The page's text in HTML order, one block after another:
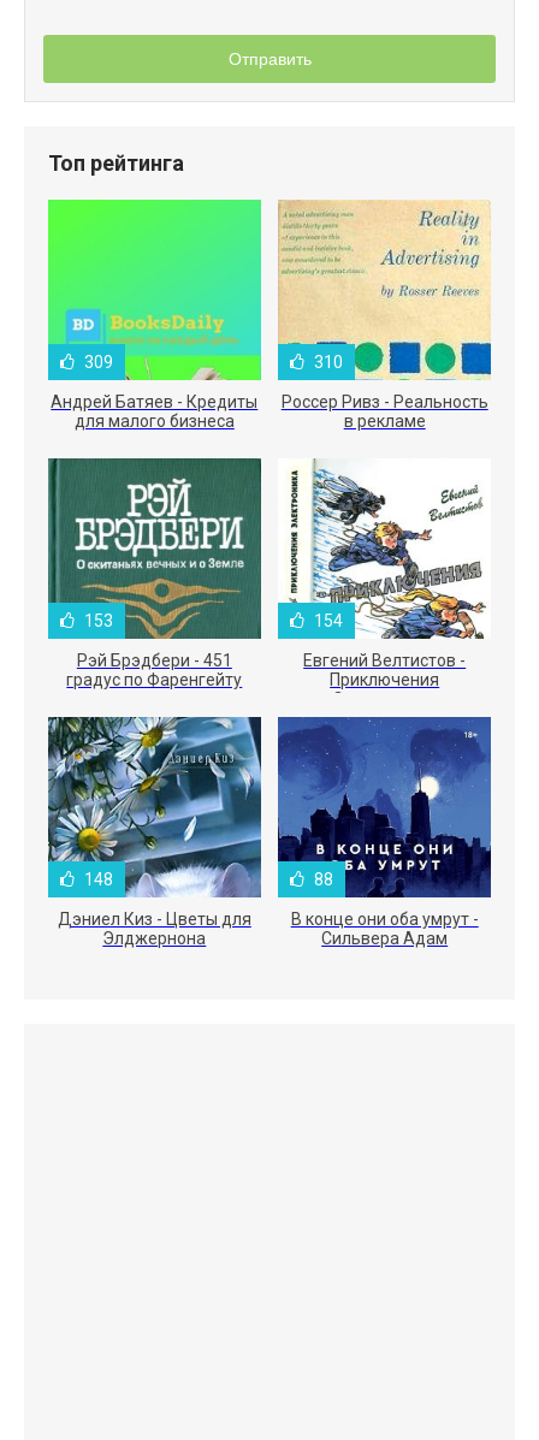
Отправить
Топ рейтинга
309
Андрей Батяев - Кредиты
для малого бизнеса
310
Россер Ривз - Реальность
в рекламе
153
Рэй Брэдбери - 451
градус по Фаренгейту
154
Евгений Велтистов -
Приключения
Электроника
148
Дэниел Киз - Цветы для
Элджернона
88
В конце они оба умрут -
Сильвера Адам